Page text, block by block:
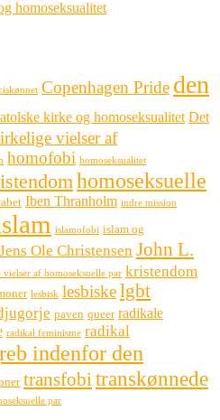
homoseksualitet
Copenhagen Pride den
kirke og homoseksualitet Det
vielser af
homofobi homoseksualitet
homoseksuelle
Iben Thranholm indre mission
islamofobi islam og
Jens Ole Christensen John L.
af homoseksuelle par kristendom
lesbisk lesbiskelgbt
paven queer radikale
radikal feminisme radikal
indenfor den
transfobi transkønnede
par